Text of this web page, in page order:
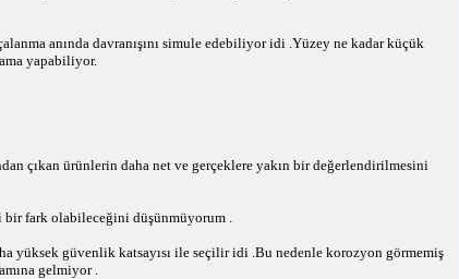
anında davranışını simule edebiliyor idi .Yüzey ne kadar küçük
yapabiliyor.
çıkan ürünlerin daha net ve gerçeklere yakın bir değerlendirilmesini
bir fark olabileceğini düşünmüyorum .
yüksek güvenlik katsayısı ile seçilir idi .Bu nedenle korozyon görmemiş
gelmiyor .